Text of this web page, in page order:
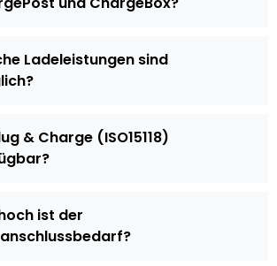
Ladeleistungen sind
& Charge (ISO15118)
ist der